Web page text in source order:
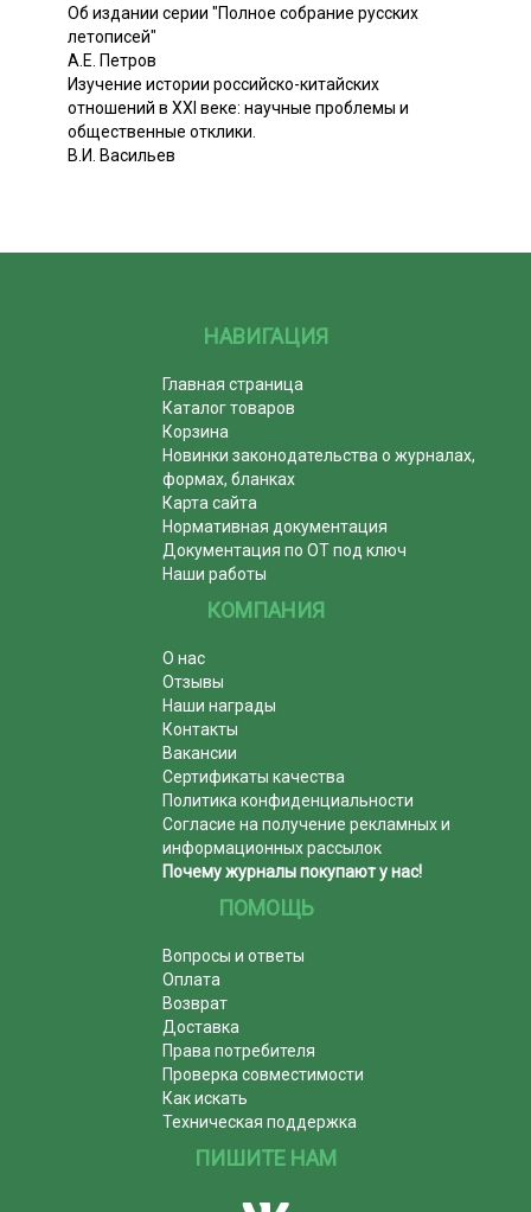
Об издании серии "Полное собрание русских
летописей"
А.Е. Петров
Изучение истории российско-китайских
отношений в XXI веке: научные проблемы и
общественные отклики.
В.И. Васильев
НАВИГАЦИЯ
Главная страница
Каталог товаров
Корзина
Новинки законодательства о журналах,
формах, бланках
Карта сайта
Нормативная документация
Документация по ОТ под ключ
Наши работы
КОМПАНИЯ
О нас
Отзывы
Наши награды
Контакты
Вакансии
Сертификаты качества
Политика конфиденциальности
Согласие на получение рекламных и
информационных рассылок
Почему журналы покупают у нас!
ПОМОЩЬ
Вопросы и ответы
Оплата
Возврат
Доставка
Права потребителя
Проверка совместимости
Как искать
Техническая поддержка
ПИШИТЕ НАМ